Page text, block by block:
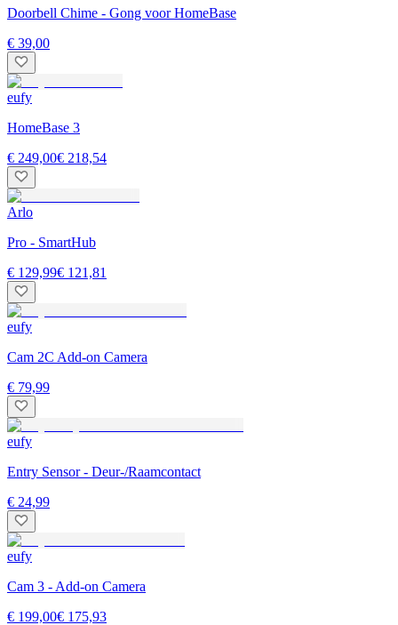
Doorbell Chime - Gong voor HomeBase
€ 39,00
eufy
HomeBase 3
€ 249,00€ 218,54
Arlo
Pro - SmartHub
€ 129,99€ 121,81
eufy
Cam 2C Add-on Camera
€ 79,99
eufy
Entry Sensor - Deur-/Raamcontact
€ 24,99
eufy
Cam 3 - Add-on Camera
€ 199,00€ 175,93